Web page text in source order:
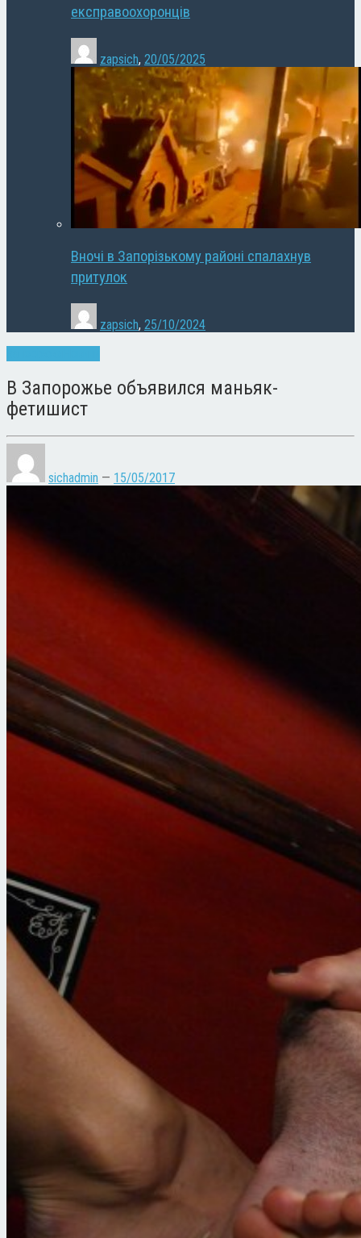
експравоохоронців
zapsich, 20/05/2025
Вночі в Запорізькому районі спалахнув
притулок
zapsich, 25/10/2024
В Запорожье объявился маньяк-
фетишист
sichadmin — 15/05/2017